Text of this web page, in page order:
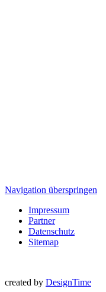
Navigation überspringen
Impressum
Partner
Datenschutz
Sitemap
created by DesignTime